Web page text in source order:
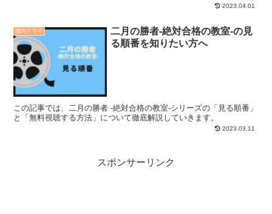
2023.04.01
国内ドラマ
二月の勝者-絶対合格の教室-の見
る順番を知りたい方へ
この記事では、二月の勝者 -絶対合格の教室-シリーズの「見る順番」
と「無料視聴する方法」について徹底解説していきます。
2023.03.11
スポンサーリンク